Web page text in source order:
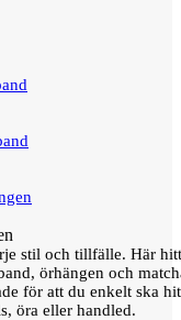
stil och tillfälle. Här
örhängen och
för att du enkelt ska
öra eller handled.